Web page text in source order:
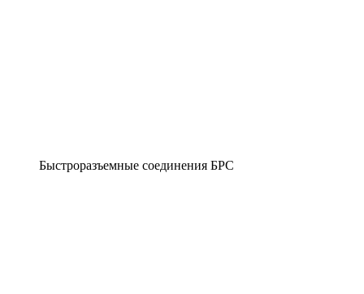
Быстроразъемные соединения БРС